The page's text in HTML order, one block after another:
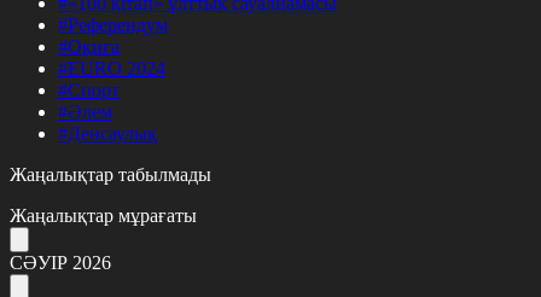
#Референдум
#Оқиға
#EURO 2024
#Спорт
#Әлем
#Денсаулық
Жаңалықтар табылмады
Жаңалықтар мұрағаты
СӘУІР 2026